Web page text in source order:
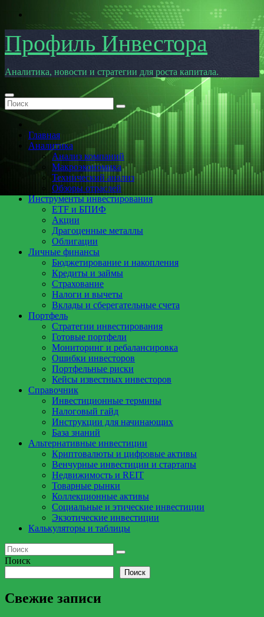
Перейти
содержимому
Профиль Инвестора
Аналитика, новости и стратегии для роста капитала.
Главная
Аналитика
Анализ компаний
Макроэкономика
Технический анализ
Обзоры отраслей
Инструменты инвестирования
ETF и БПИФ
Акции
Драгоценные металлы
Облигации
Личные финансы
Бюджетирование и накопления
Кредиты и займы
Страхование
Налоги и вычеты
Вклады и сберегательные счета
Портфель
Стратегии инвестирования
Готовые портфели
Мониторинг и ребалансировка
Ошибки инвесторов
Портфельные риски
Кейсы известных инвесторов
Справочник
Инвестиционные термины
Налоговый гайд
Инструкции для начинающих
База знаний
Альтернативные инвестиции
Криптовалюты и цифровые активы
Венчурные инвестиции и стартапы
Недвижимость и REIT
Товарные рынки
Коллекционные активы
Социальные и этические инвестиции
Экзотические инвестиции
Калькуляторы и таблицы
Поиск
Поиск
Свежие записи